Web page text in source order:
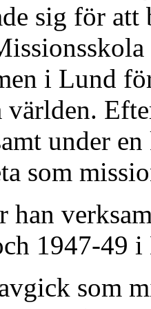
sig för
i Lund
världen.
under
som
han
1947-49
som